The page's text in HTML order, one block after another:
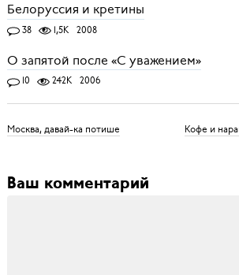
Белоруссия и кретины
38 1,5K 2008
О запятой после «С уважением»
10 242K 2006
Москва, давай-ка потише Кофе и
Ваш комментарий